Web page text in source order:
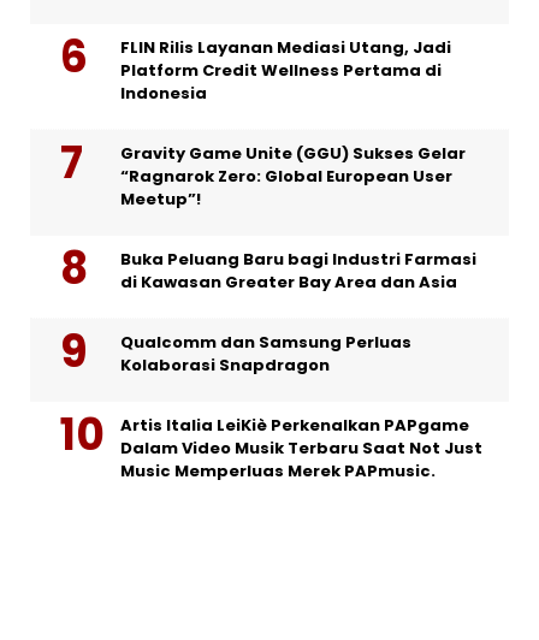
FLIN Rilis Layanan Mediasi Utang, Jadi
Platform Credit Wellness Pertama di
Indonesia
Gravity Game Unite (GGU) Sukses Gelar
“Ragnarok Zero: Global European User
Meetup”!
Buka Peluang Baru bagi Industri Farmasi
di Kawasan Greater Bay Area dan Asia
Qualcomm dan Samsung Perluas
Kolaborasi Snapdragon
Artis Italia LeiKiè Perkenalkan PAPgame
Dalam Video Musik Terbaru Saat Not Just
Music Memperluas Merek PAPmusic.